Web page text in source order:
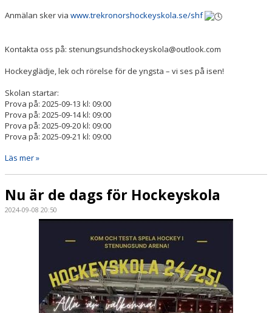
Anmälan sker via www.trekronorshockeyskola.se/shf
Kontakta oss på: stenungsundshockeyskola@outlook.com
Hockeyglädje, lek och rörelse för de yngsta – vi ses på isen!
Skolan startar:
Prova på: 2025-09-13 kl: 09:00
Prova på: 2025-09-14 kl: 09:00
Prova på: 2025-09-20 kl: 09:00
Prova på: 2025-09-21 kl: 09:00
Läs mer »
Nu är de dags för Hockeyskola
2024-09-08 20:50